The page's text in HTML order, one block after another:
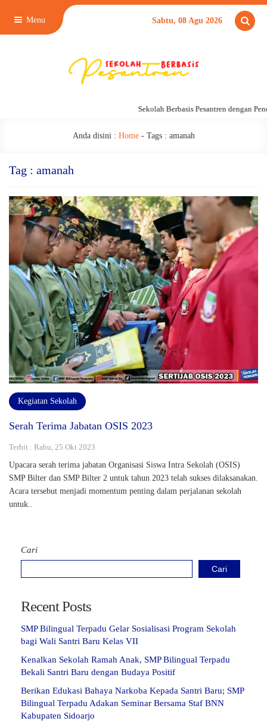
Menu Sabtu, 08 Agu 2026
Sekolah Berbasis Pesantren dengan
Anda disini : Home- Tags : amanah
Tag : amanah
Kegiatan Sekolah
Serah Terima Jabatan OSIS 2023
Terbit : Rabu, 25 Okt 2023
Upacara serah terima jabatan Organisasi Siswa Intra Sekolah (OSIS)
SMP Bilter dan SMP Bilter 2 untuk tahun 2023 telah sukses dilaksanakan.
Acara tersebut menjadi momentum penting dalam perjalanan sekolah
untuk..
Cari
Cari
Recent Posts
SMP Bilingual Terpadu Gelar Sosialisasi Program Sekolah
bagi Wali Santri Baru Kelas VII
Kenalkan Sekolah Ramah Anak, SMP Bilingual Terpadu
Bekali Santri Baru dengan Budaya Positif
Berikan Edukasi Bahaya Narkoba Kepada Santri Baru; SMP
Bilingual Terpadu Adakan Seminar Bersama Staf BNN
Kabupaten Sidoarjo